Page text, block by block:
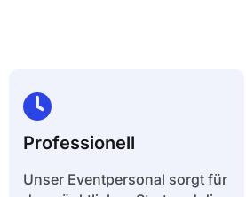
Professionell
Unser Eventpersonal sorgt für